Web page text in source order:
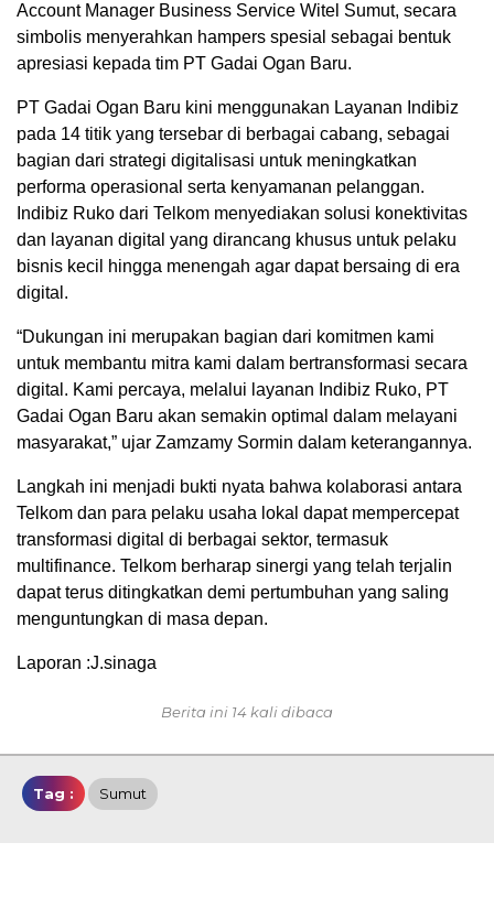
Account Manager Business Service Witel Sumut, secara
simbolis menyerahkan hampers spesial sebagai bentuk
apresiasi kepada tim PT Gadai Ogan Baru.
PT Gadai Ogan Baru kini menggunakan Layanan Indibiz
pada 14 titik yang tersebar di berbagai cabang, sebagai
bagian dari strategi digitalisasi untuk meningkatkan
performa operasional serta kenyamanan pelanggan.
Indibiz Ruko dari Telkom menyediakan solusi konektivitas
dan layanan digital yang dirancang khusus untuk pelaku
bisnis kecil hingga menengah agar dapat bersaing di era
digital.
“Dukungan ini merupakan bagian dari komitmen kami
untuk membantu mitra kami dalam bertransformasi secara
digital. Kami percaya, melalui layanan Indibiz Ruko, PT
Gadai Ogan Baru akan semakin optimal dalam melayani
masyarakat,” ujar Zamzamy Sormin dalam keterangannya.
Langkah ini menjadi bukti nyata bahwa kolaborasi antara
Telkom dan para pelaku usaha lokal dapat mempercepat
transformasi digital di berbagai sektor, termasuk
multifinance. Telkom berharap sinergi yang telah terjalin
dapat terus ditingkatkan demi pertumbuhan yang saling
menguntungkan di masa depan.
Laporan :J.sinaga
Berita ini 14 kali dibaca
Tag : Sumut